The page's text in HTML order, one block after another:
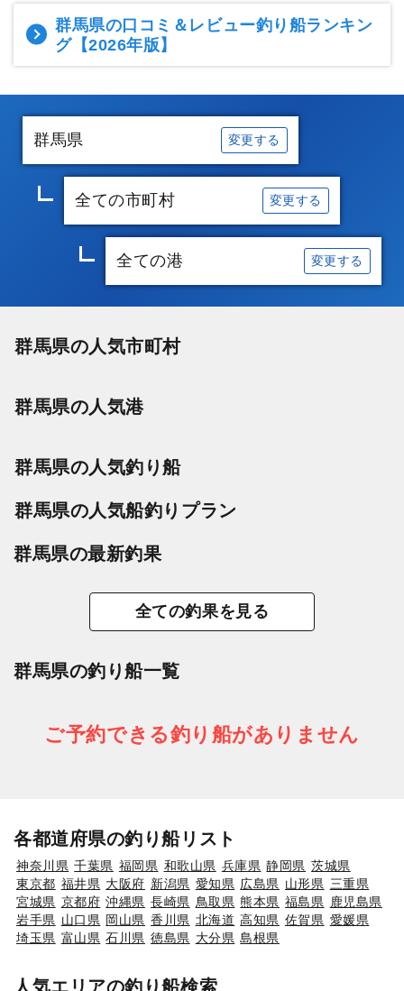
群馬県の口コミ＆レビュー釣り船ランキン
グ【2026年版】
群馬県 変更する
全ての市町村 変更する
全ての港 変更する
群馬県の人気市町村
群馬県の人気港
群馬県の人気釣り船
群馬県の人気船釣りプラン
群馬県の最新釣果
全ての釣果を見る
群馬県の釣り船一覧
ご予約できる釣り船がありません
各都道府県の釣り船リスト
神奈川県 千葉県 福岡県 和歌山県 兵庫県 静岡県 茨城県
東京都 福井県 大阪府 新潟県 愛知県 広島県 山形県 三重県
宮城県 京都府 沖縄県 長崎県 鳥取県 熊本県 福島県
鹿児島県
岩手県 山口県 岡山県 香川県 北海道 高知県 佐賀県 愛媛県
埼玉県 富山県 石川県 徳島県 大分県 島根県
人気エリアの釣り船検索